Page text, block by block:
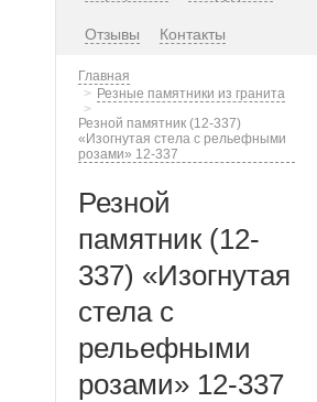
Отзывы Контакты
Главная
Резные памятники из гранита
Резной памятник (12-337)
«Изогнутая стела с рельефными
розами» 12-337
Резной
памятник (12-
337) «Изогнутая
стела с
рельефными
розами» 12-337